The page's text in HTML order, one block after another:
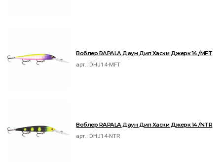
Воблер RAPALA Даун Дип Хаски Джерк 14 /MFT
арт.: DHJ14-MFT
Воблер RAPALA Даун Дип Хаски Джерк 14 /NTR
арт.: DHJ14-NTR